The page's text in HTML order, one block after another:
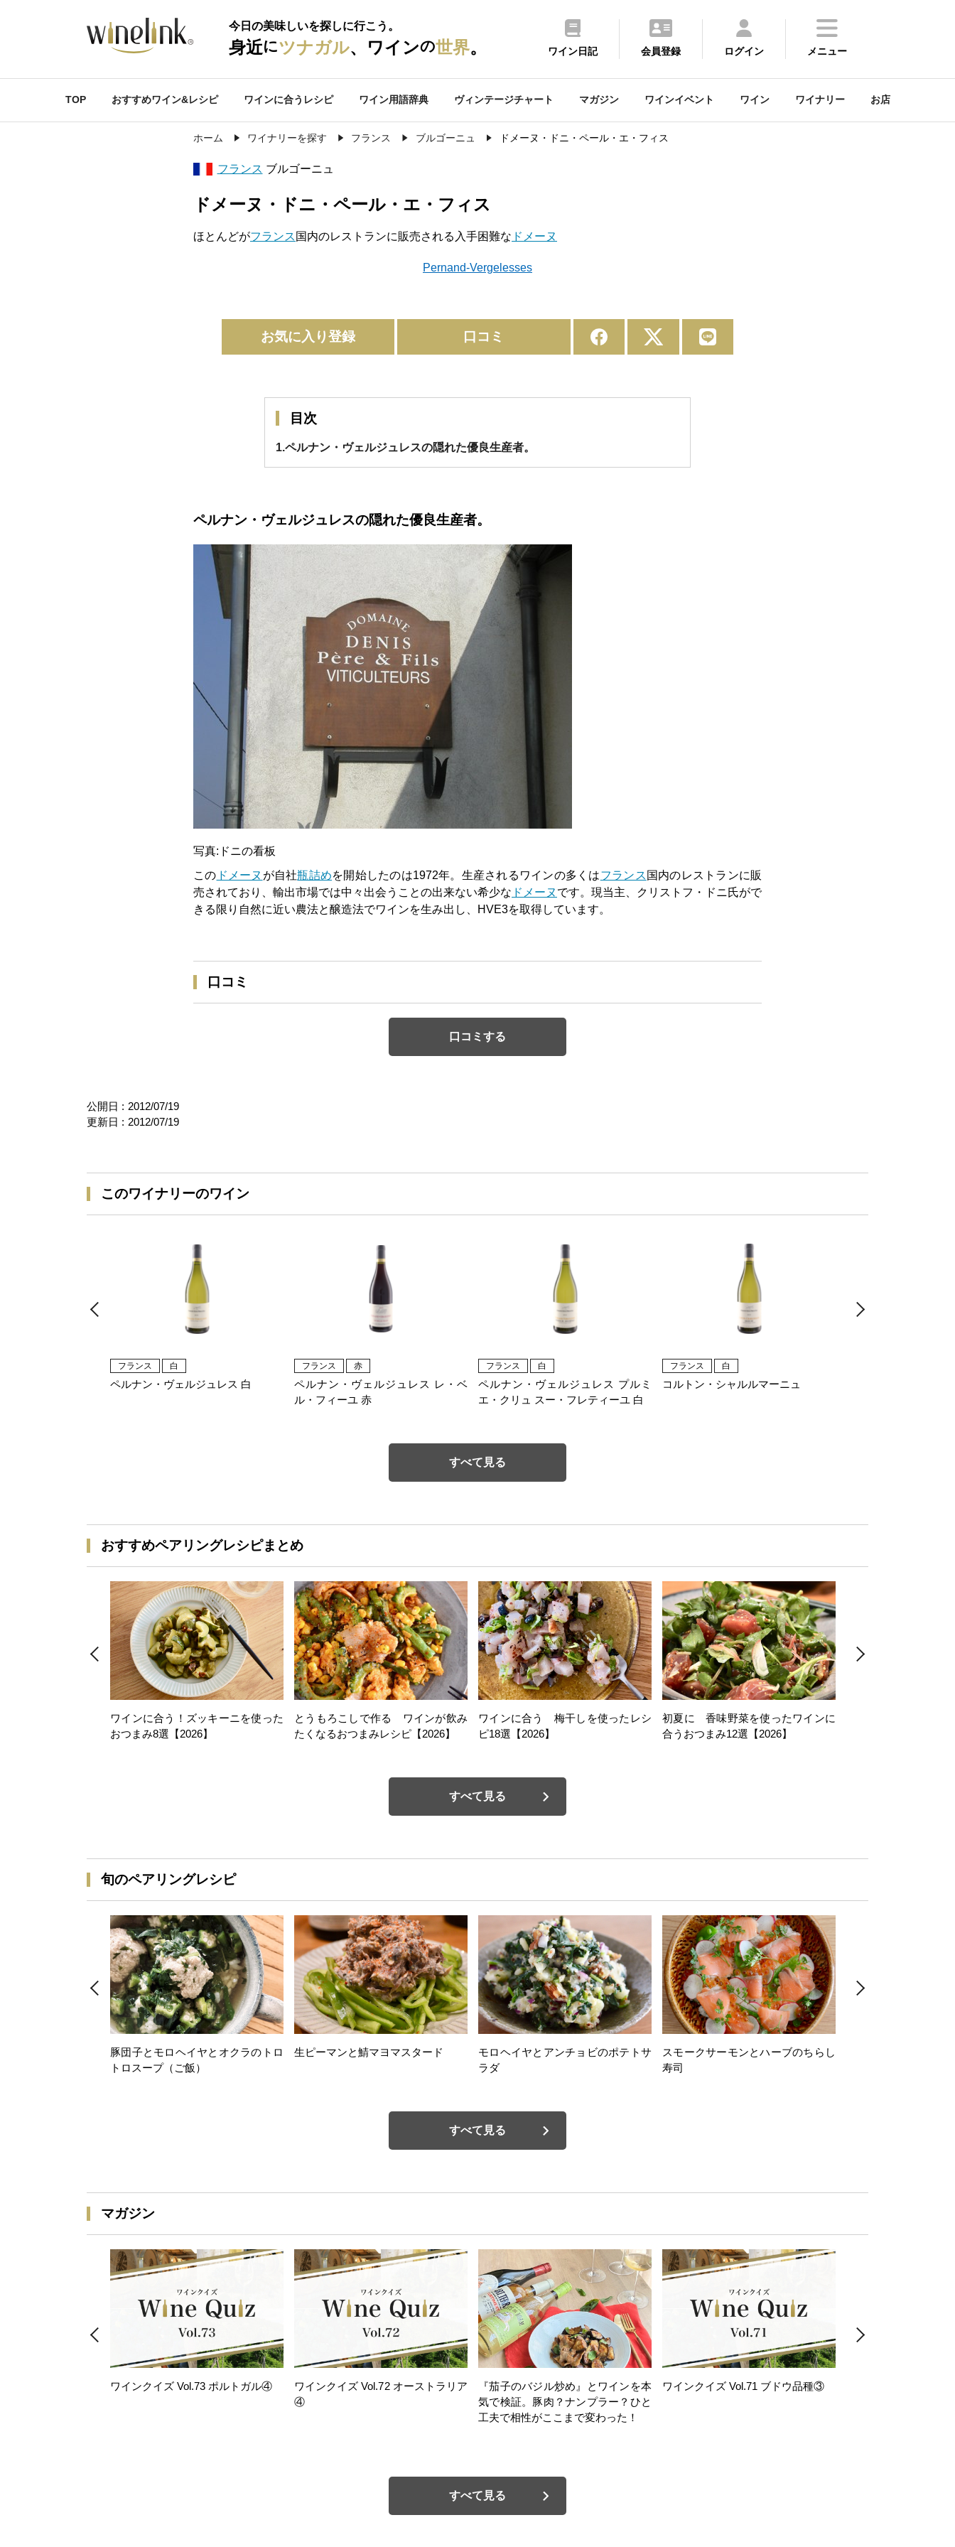
今日の美味しいを探しに行こう。
身近にツナガル、ワインの世界。 ワイン日記 会員登録 ログイン メニュー
TOP おすすめワイン&レシピ ワインに合うレシピ ワイン用語辞典 ヴィンテージチャート マガジン ワインイベント ワイン ワイナリー お店
ホーム ワイナリーを探す フランス ブルゴーニュ ドメーヌ・ドニ・ペール・エ・フィス
フランス ブルゴーニュ
ドメーヌ・ドニ・ペール・エ・フィス
ほとんどがフランス 国内のレストランに販売される入手困難な ドメーヌ
Pernand-Vergelesses
お気に入り登録 口コミ
目次
1.ペルナン・ヴェルジュレスの隠れた優良生産者。
ペルナン・ヴェルジュレスの隠れた優良生産者。
写真:ドニの看板
この ドメーヌ が自社瓶詰めを開始したのは1972年。生産されるワインの多くはフランス 国内のレストランに販
売されており、輸出市場では中々出会うことの出来ない希少な ドメーヌ です。現当主、クリストフ・ドニ氏がで
きる限り自然に近い農法と醸造法でワインを生み出し、HVE3を取得しています。
口コミ
口コミする
公開日 : 2012/07/19
更新日 : 2012/07/19
このワイナリーのワイン
フランス 白
ペルナン・ヴェルジュレス 白
フランス 赤
ペルナン・ヴェルジュレス レ・ベ
ル・フィーユ 赤
フランス 白
ペルナン・ヴェルジュレス プルミ
エ・クリュ スー・フレティーユ 白
フランス 白
コルトン・シャルルマーニュ
すべて見る
おすすめペアリングレシピまとめ
ワインに合う！ズッキーニを使った
おつまみ8選【2026】
とうもろこしで作る ワインが飲み
たくなるおつまみレシピ【2026】
ワインに合う 梅干しを使ったレシ
ピ18選【2026】
初夏に 香味野菜を使ったワインに
合うおつまみ12選【2026】
すべて見る
旬のペアリングレシピ
豚団子とモロヘイヤとオクラのトロ
トロスープ（ご飯）
生ピーマンと鯖マヨマスタード
モロヘイヤとアンチョビのポテトサ
ラダ
スモークサーモンとハーブのちらし
寿司
すべて見る
マガジン
ワインクイズ Vol.73 ポルトガル④
ワインクイズ Vol.72 オーストラリア
④
『茄子のバジル炒め』とワインを本
気で検証。豚肉？ナンプラー？ひと
工夫で相性がここまで変わった！
ワインクイズ Vol.71 ブドウ品種③
すべて見る